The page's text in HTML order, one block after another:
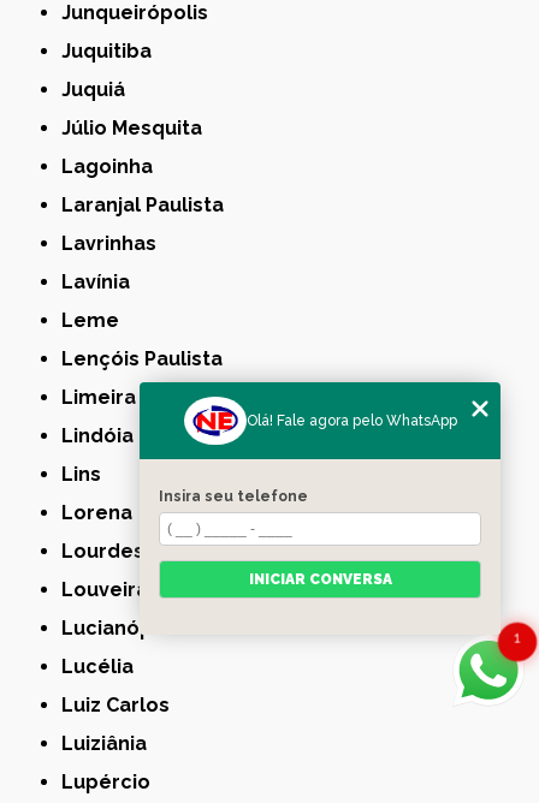
Junqueirópolis
Juquitiba
Juquiá
Júlio Mesquita
Lagoinha
Laranjal Paulista
Lavrinhas
Lavínia
Leme
Lençóis Paulista
Limeira
Lindóia
Lins
Lorena
Lourdes
Louveira
Lucianópolis
Lucélia
Luiz Carlos
Luiziânia
Lupércio
1
Olá! Fale agora pelo WhatsApp
Insira seu telefone
INICIAR CONVERSA